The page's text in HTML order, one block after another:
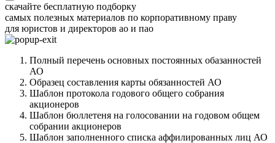
скачайте бесплатную подборку
самых полезных материалов по корпоративному праву
для юристов и директоров ао и пао
Полный перечень основных постоянных обазанностей
АО
Образец составления карты обязанностей АО
Шаблон протокола годового общего собрания
акционеров
Шаблон бюллетеня на голосовании на годовом общем
собрании акционеров
Шаблон заполненного списка аффилированных лиц АО